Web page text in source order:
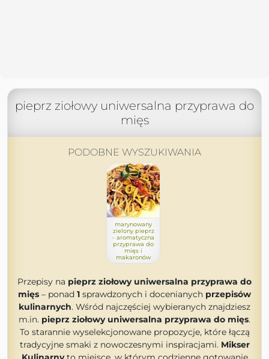
pieprz ziołowy uniwersalna przyprawa do
mięs
PODOBNE WYSZUKIWANIA
marynowany
zielony pieprz
- aromatyczna
przyprawa do
mięs i
makaronów
Przepisy na pieprz ziołowy uniwersalna przyprawa do
mięs – ponad 1 sprawdzonych i docenianych przepisów
kulinarnych. Wśród najczęściej wybieranych znajdziesz
m.in. pieprz ziołowy uniwersalna przyprawa do mięs.
To starannie wyselekcjonowane propozycje, które łączą
tradycyjne smaki z nowoczesnymi inspiracjami. Mikser